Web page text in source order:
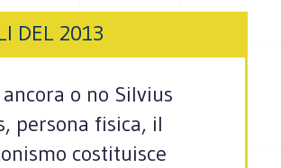
DEL 2013
o no Silvius
persona fisica, il
costituisce